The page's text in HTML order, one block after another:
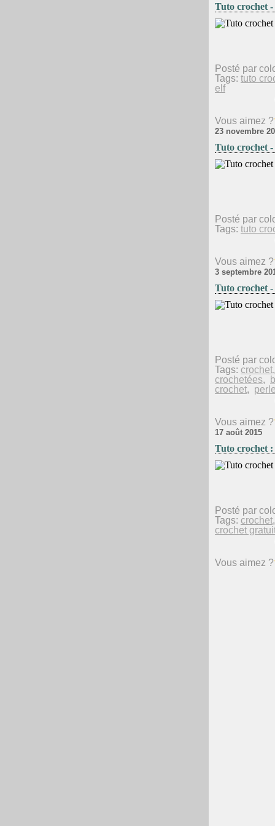
Tuto crochet
Posté par
Tags: tuto
elf
Vous aimez ?
23 novembre
Tuto crochet -
Posté par
Tags: tuto
Vous aimez ?
3 septembre
Tuto crochet
Posté par
Tags: crochet,
crochetées,
crochet,
Vous aimez ?
17 août 2015
Tuto crochet
Posté par
Tags: crochet,
crochet
Vous aimez ?